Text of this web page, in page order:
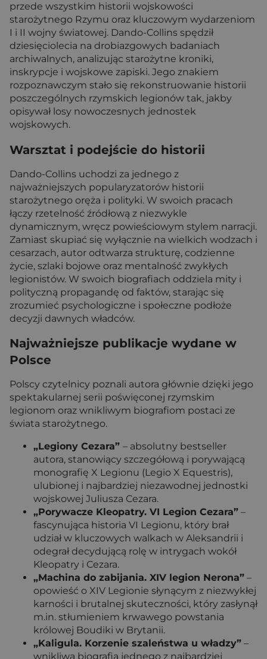
przede wszystkim historii wojskowości
starożytnego Rzymu oraz kluczowym wydarzeniom
I i II wojny światowej. Dando-Collins spędził
dziesięciolecia na drobiazgowych badaniach
archiwalnych, analizując starożytne kroniki,
inskrypcje i wojskowe zapiski. Jego znakiem
rozpoznawczym stało się rekonstruowanie historii
poszczególnych rzymskich legionów tak, jakby
opisywał losy nowoczesnych jednostek
wojskowych.
Warsztat i podejście do historii
Dando-Collins uchodzi za jednego z
najważniejszych popularyzatorów historii
starożytnego oręża i polityki. W swoich pracach
łączy rzetelność źródłową z niezwykle
dynamicznym, wręcz powieściowym stylem narracji.
Zamiast skupiać się wyłącznie na wielkich wodzach i
cesarzach, autor odtwarza strukturę, codzienne
życie, szlaki bojowe oraz mentalność zwykłych
legionistów. W swoich biografiach oddziela mity i
polityczną propagandę od faktów, starając się
zrozumieć psychologiczne i społeczne podłoże
decyzji dawnych władców.
Najważniejsze publikacje wydane w
Polsce
Polscy czytelnicy poznali autora głównie dzięki jego
spektakularnej serii poświęconej rzymskim
legionom oraz wnikliwym biografiom postaci ze
świata starożytnego.
„Legiony Cezara” – absolutny bestseller
autora, stanowiący szczegółową i porywającą
monografię X Legionu (Legio X Equestris),
ulubionej i najbardziej niezawodnej jednostki
wojskowej Juliusza Cezara.
„Porywacze Kleopatry. VI Legion Cezara” –
fascynująca historia VI Legionu, który brał
udział w kluczowych walkach w Aleksandrii i
odegrał decydującą rolę w intrygach wokół
Kleopatry i Cezara.
„Machina do zabijania. XIV legion Nerona” –
opowieść o XIV Legionie słynącym z niezwykłej
karności i brutalnej skuteczności, który zasłynął
m.in. stłumieniem krwawego powstania
królowej Boudiki w Brytanii.
„Kaligula. Korzenie szaleństwa u władzy” –
wnikliwa biografia jednego z najbardziej